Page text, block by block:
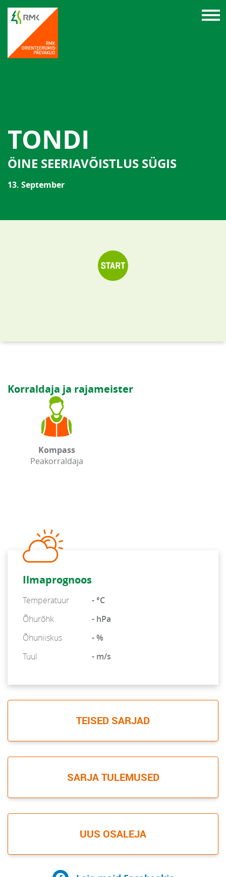
TONDI
ÖINE SEERIAVÕISTLUS SÜGIS
13. September
Korraldaja ja rajameister
Kompass
Peakorraldaja
Ilmaprognoos
Temperatuur
- °C
Õhurõhk
- hPa
Õhuniiskus
- %
Tuul
- m/s
TEISED SARJAD
SARJA TULEMUSED
UUS OSALEJA